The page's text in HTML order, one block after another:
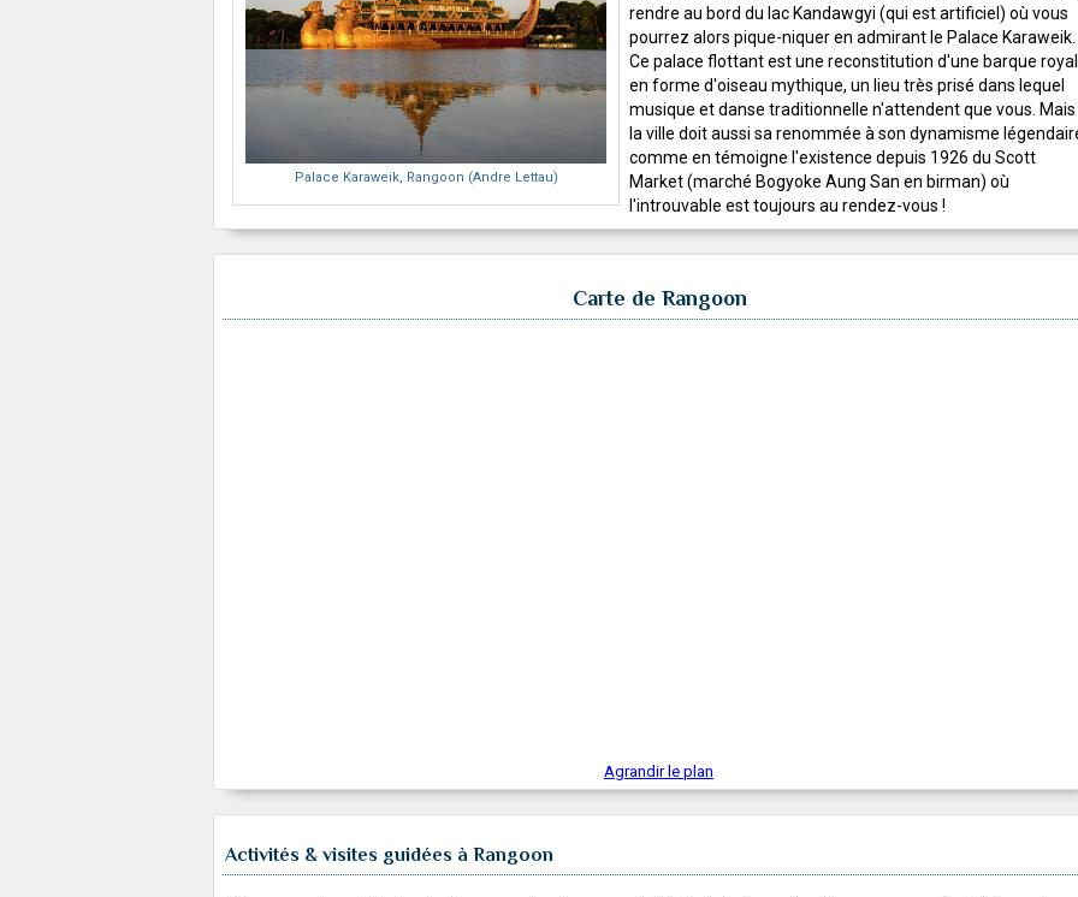
Palace Karaweik, Rangoon (Andre Lettau)
rendre au bord du lac Kandawgyi (qui est artificiel) où vous
pourrez alors pique-niquer en admirant le Palace Karaweik.
Ce palace flottant est une reconstitution d'une barque
en forme d'oiseau mythique, un lieu très prisé dans lequel
musique et danse traditionnelle n'attendent que vous. Mais
la ville doit aussi sa renommée à son dynamisme
comme en témoigne l'existence depuis 1926 du Scott
Market (marché Bogyoke Aung San en birman) où
l'introuvable est toujours au rendez-vous !
Carte de Rangoon
Agrandir le plan
Activités & visites guidées à Rangoon